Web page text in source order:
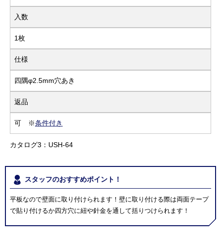
入数
1枚
仕様
四隅φ2.5mm穴あき
返品
可 ※条件付き
カタログ3：USH-64
スタッフのおすすめポイント！
平板なので壁面に取り付けられます！壁に取り付ける際は両面テープ
で貼り付けるか四方穴に紐や針金を通して括りつけられます！